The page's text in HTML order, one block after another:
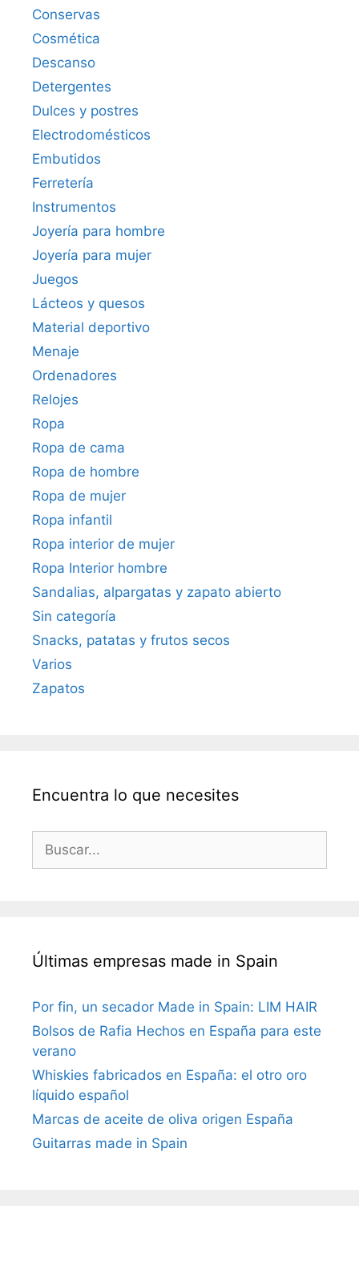
Conservas
Cosmética
Descanso
Detergentes
Dulces y postres
Electrodomésticos
Embutidos
Ferretería
Instrumentos
Joyería para hombre
Joyería para mujer
Juegos
Lácteos y quesos
Material deportivo
Menaje
Ordenadores
Relojes
Ropa
Ropa de cama
Ropa de hombre
Ropa de mujer
Ropa infantil
Ropa interior de mujer
Ropa Interior hombre
Sandalias, alpargatas y zapato abierto
Sin categoría
Snacks, patatas y frutos secos
Varios
Zapatos
Encuentra lo que necesites
Buscar:
Últimas empresas made in Spain
Por fin, un secador Made in Spain: LIM HAIR
Bolsos de Rafia Hechos en España para este
verano
Whiskies fabricados en España: el otro oro
líquido español
Marcas de aceite de oliva origen España
Guitarras made in Spain